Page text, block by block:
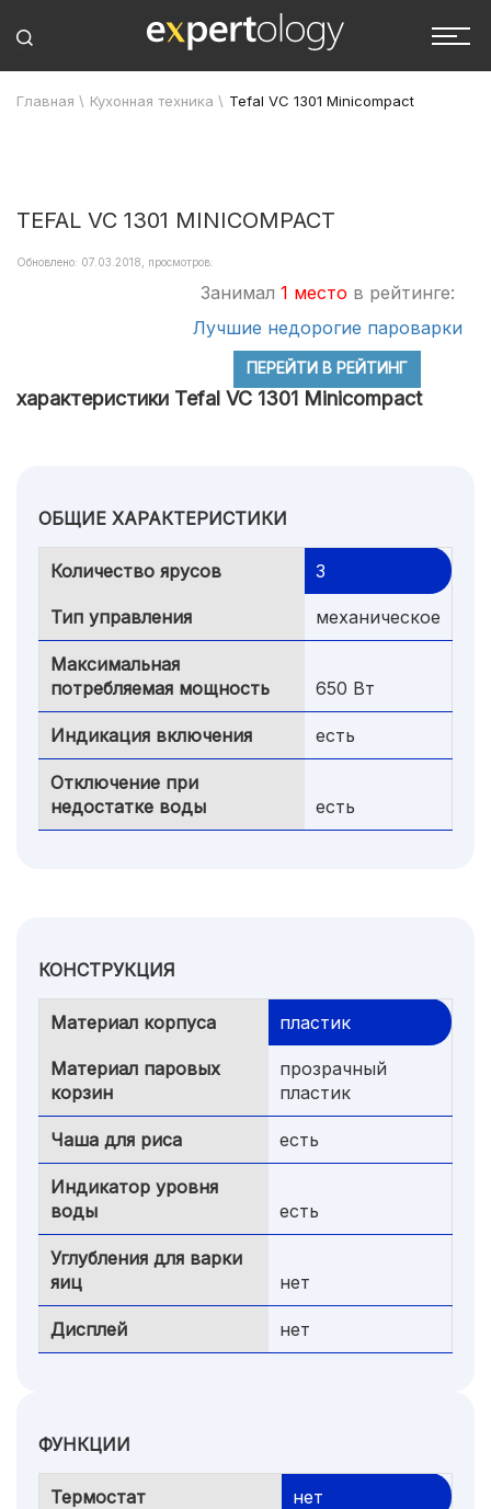
Главная \ Кухонная техника \ Tefal VC 1301 Minicompact
TEFAL VC 1301 MINICOMPACT
Обновлено: 07.03.2018, просмотров:
Занимал 1 место в рейтинге:
Лучшие недорогие пароварки
ПЕРЕЙТИ В РЕЙТИНГ
характеристики Tefal VC 1301 Minicompact
ОБЩИЕ ХАРАКТЕРИСТИКИ
Количество ярусов 3
Тип управления механическое
Максимальная
потребляемая мощность
650 Вт
Индикация включения есть
Отключение при
недостатке воды
есть
КОНСТРУКЦИЯ
Материал корпуса пластик
Материал паровых
корзин
прозрачный
пластик
Чаша для риса есть
Индикатор уровня
воды
есть
Углубления для варки
яиц
нет
Дисплей нет
ФУНКЦИИ
Термостат нет